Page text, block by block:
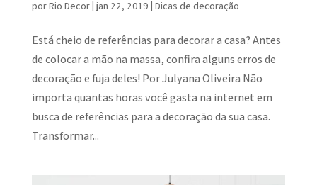
porRio Decor| jan 22, 2019 | Dicas de decoração
Está cheio de referências para decorar a casa? Antes
de colocar a mão na massa, confira alguns erros de
decoração e fuja deles! Por Julyana Oliveira Não
importa quantas horas você gasta na internet em
busca de referências para a decoração da sua casa.
Transformar...